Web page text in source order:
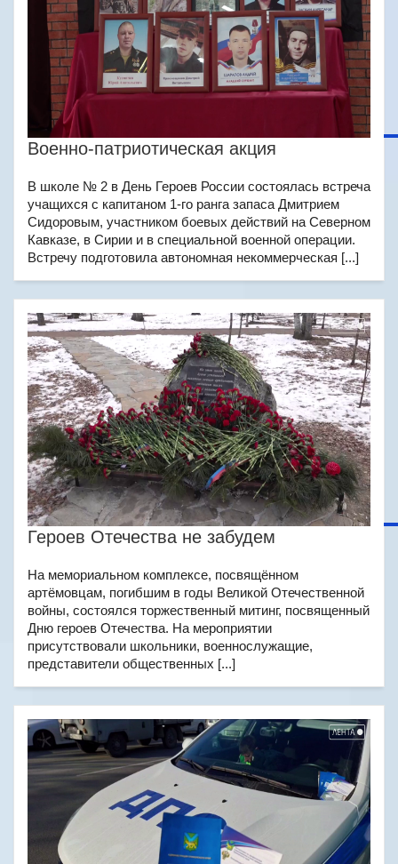
Военно-патриотическая акция
В школе № 2 в День Героев России состоялась встреча
учащихся с капитаном 1-го ранга запаса Дмитрием
Сидоровым, участником боевых действий на Северном
Кавказе, в Сирии и в специальной военной операции.
Встречу подготовила автономная некоммерческая [...]
Героев Отечества не забудем
На мемориальном комплексе, посвящённом
артёмовцам, погибшим в годы Великой Отечественной
войны, состоялся торжественный митинг, посвященный
Дню героев Отечества. На мероприятии
присутствовали школьники, военнослужащие,
представители общественных [...]